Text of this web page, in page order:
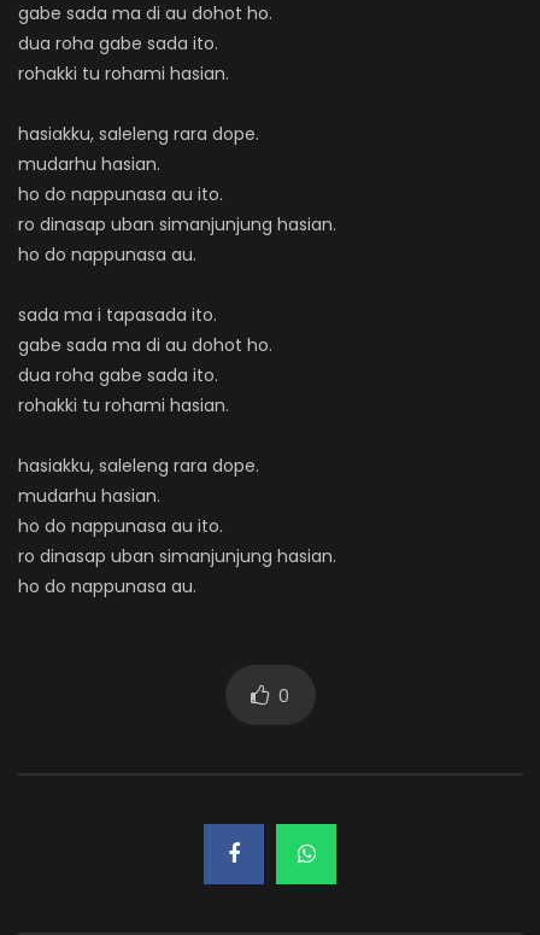
gabe sada ma di au dohot ho.
dua roha gabe sada ito.
rohakki tu rohami hasian.
hasiakku, saleleng rara dope.
mudarhu hasian.
ho do nappunasa au ito.
ro dinasap uban simanjunjung hasian.
ho do nappunasa au.
sada ma i tapasada ito.
gabe sada ma di au dohot ho.
dua roha gabe sada ito.
rohakki tu rohami hasian.
hasiakku, saleleng rara dope.
mudarhu hasian.
ho do nappunasa au ito.
ro dinasap uban simanjunjung hasian.
ho do nappunasa au.
0